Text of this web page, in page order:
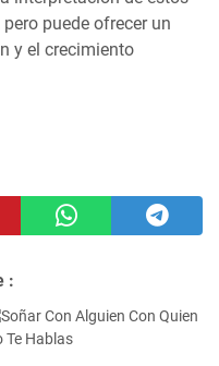
puede ofrecer un
y el crecimiento
: